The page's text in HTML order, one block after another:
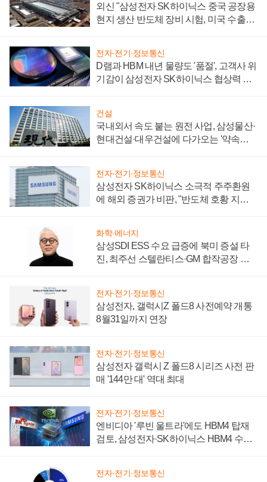
외신 "삼성전자 SK하이닉스 중국 공장용
현지 생산 반도체 장비 시험, 미국 수출통
전자·전기·정보통신
D램과 HBM 내년 물량도 '품절', 고객사 위
기감이 삼성전자 SK하이닉스 협상력 더
건설
국내외서 속도 붙는 원전 사업, 삼성물산·
현대건설·대우건설에 다가오는 '약속의
전자·전기·정보통신
삼성전자 SK하이닉스 소극적 주주환원
에 해외 증권가 비판, "반도체 호황 지속
화학·에너지
삼성SDI ESS 수요 급증에 북미 증설 타
진, 최주선 스텔란티스·GM 합작공장 건
전자·전기·정보통신
삼성전자, 갤럭시Z 폴드8 사전예약 개통
8월31일까지 연장
전자·전기·정보통신
삼성전자 갤럭시 Z 폴드8 시리즈 사전 판
매 '144만 대' 역대 최대
전자·전기·정보통신
엔비디아 '루빈 울트라'에도 HBM4 탑재
검토, 삼성전자·SK하이닉스 HBM4 수율
전자·전기·정보통신